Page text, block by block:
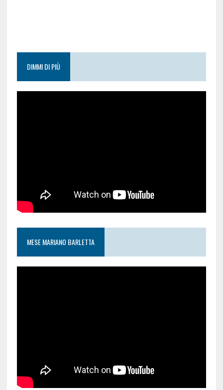
DIMMI DI PIÙ
MESE MARIANO BARLETTA